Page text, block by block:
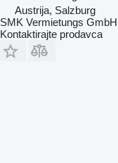
Austrija, Salzburg
SMK Vermietungs GmbH
Kontaktirajte prodavca